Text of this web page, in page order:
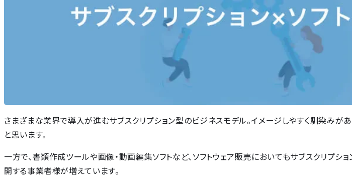
さまざまな業界で導入が進むサブスクリプション型のビジネスモデル。イメージしやすく馴染み
と思います。
一方で、書類作成ツールや画像・動画編集ソフトなど、ソフトウェア販売においてもサブスクリプシ
開する事業者様が増えています。